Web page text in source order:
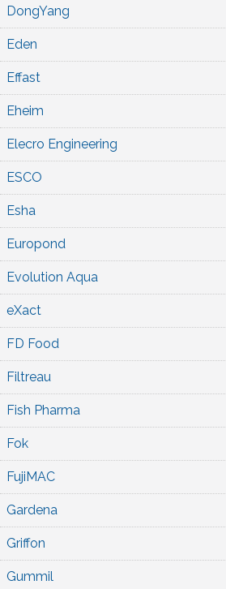
DongYang
Eden
Effast
Eheim
Elecro Engineering
ESCO
Esha
Europond
Evolution Aqua
eXact
FD Food
Filtreau
Fish Pharma
Fok
FujiMAC
Gardena
Griffon
Gummil